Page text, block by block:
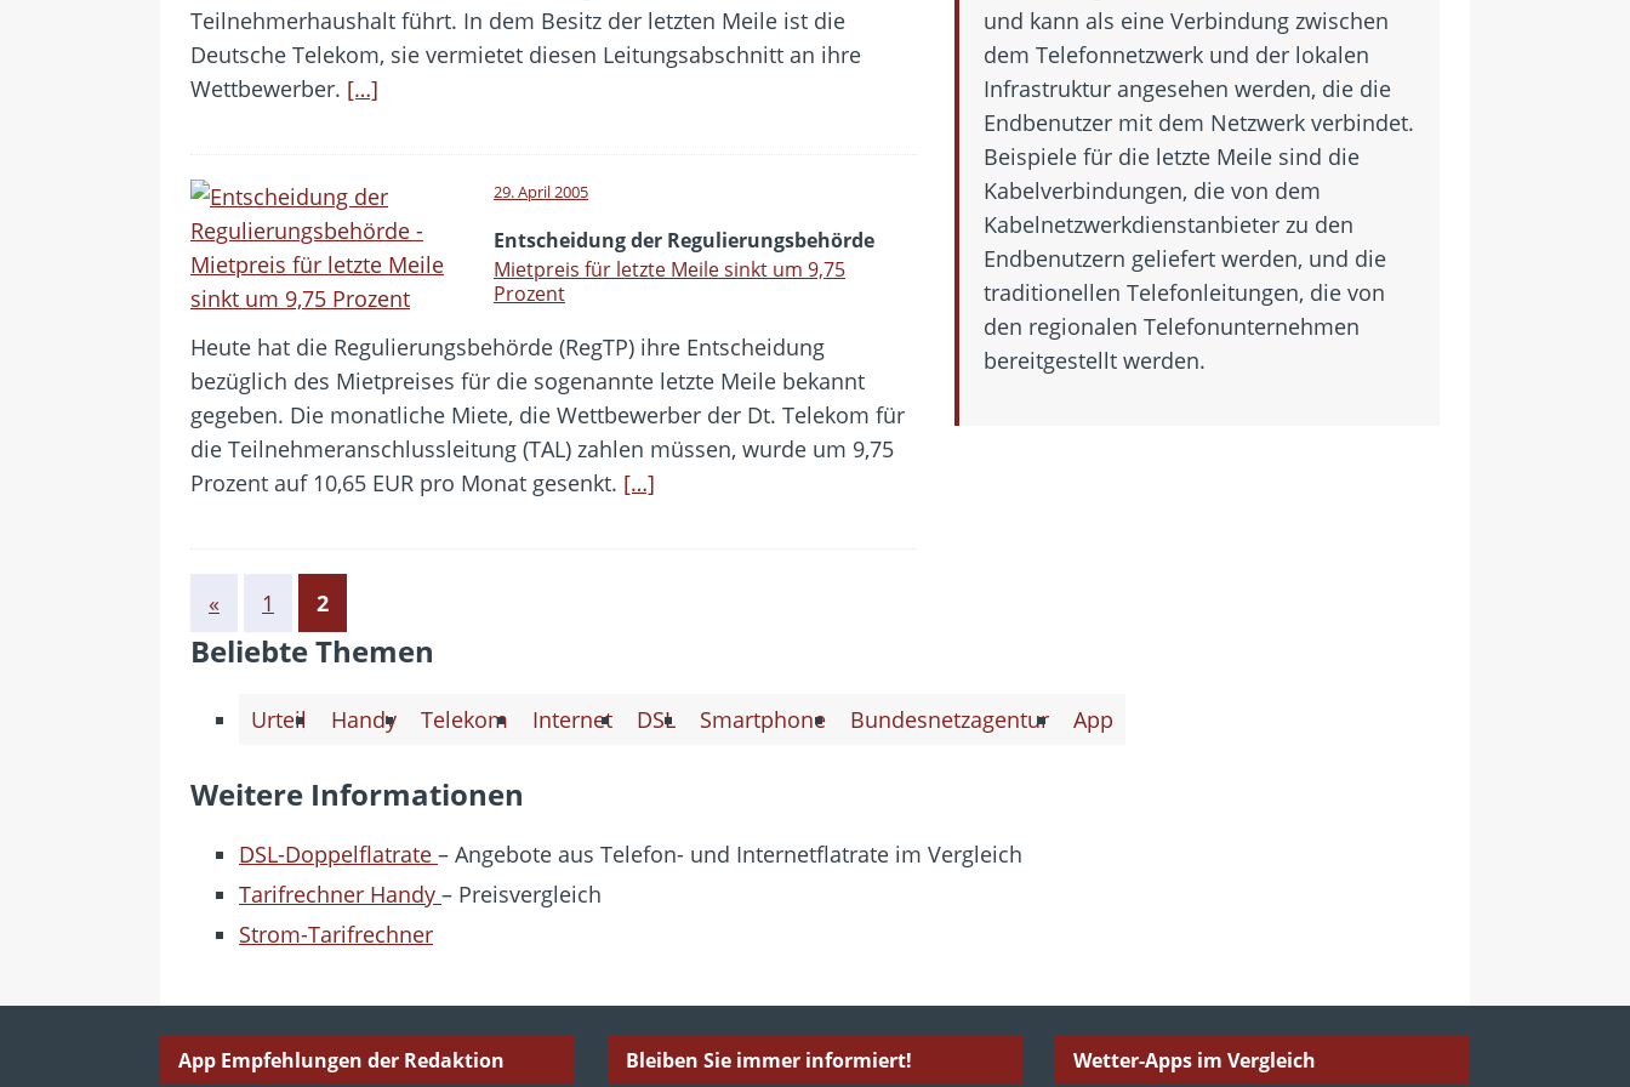
Teilnehmerhaushalt führt. In dem Besitz der letzten Meile ist die
Deutsche Telekom, sie vermietet diesen Leitungsabschnitt an ihre
Wettbewerber. […]
29. April 2005
Entscheidung der Regulierungsbehörde
Mietpreis für letzte Meile sinkt um 9,75
Prozent
Heute hat die Regulierungsbehörde (RegTP) ihre Entscheidung
bezüglich des Mietpreises für die sogenannte letzte Meile bekannt
gegeben. Die monatliche Miete, die Wettbewerber der Dt. Telekom für
die Teilnehmeranschlussleitung (TAL) zahlen müssen, wurde um 9,75
Prozent auf 10,65 EUR pro Monat gesenkt. […]
« 1 2
und kann als eine Verbindung zwischen
dem Telefonnetzwerk und der lokalen
Infrastruktur angesehen werden, die die
Endbenutzer mit dem Netzwerk verbindet.
Beispiele für die letzte Meile sind die
Kabelverbindungen, die von dem
Kabelnetzwerkdienstanbieter zu den
Endbenutzern geliefert werden, und die
traditionellen Telefonleitungen, die von
den regionalen Telefonunternehmen
bereitgestellt werden.
Beliebte Themen
Urteil Handy Telekom Internet DSL Smartphone Bundesnetzagentur App
Weitere Informationen
DSL-Doppelflatrate – Angebote aus Telefon- und Internetflatrate im Vergleich
Tarifrechner Handy – Preisvergleich
Strom-Tarifrechner
App Empfehlungen der Redaktion Bleiben Sie immer informiert! Wetter-Apps im Vergleich